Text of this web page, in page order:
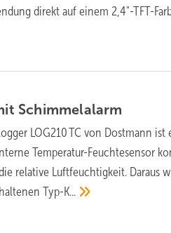
direkt auf einem 2,4"-TFT-
Schimmelalarm
LOG210 TC von Dostmann
Temperatur-Feuchtesensor
relative Luftfeuchtigkeit. Daraus
Typ-K...